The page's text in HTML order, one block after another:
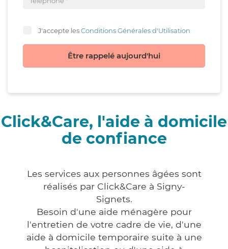
J'accepte lesConditions Générales d'Utilisation
Être rappelé aujourd'hui
Click&Care, l'aide à domicile
de confiance
Les services aux personnes âgées sont
réalisés par Click&Care à Signy-
Signets.
Besoin d'une aide ménagère pour
l'entretien de votre cadre de vie, d'une
aide à domicile temporaire suite à une